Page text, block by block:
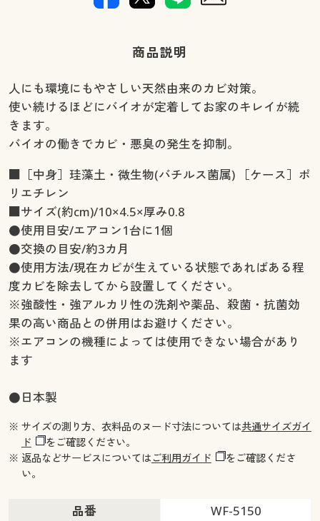
商品説明
人にも環境にもやさしい天然由来のカビ対策。
使い続けるほどにバイオが定着してお家のキレイが続
きます。
バイオの働きでカビ・悪臭の発生を抑制。
■［中身］珪藻土・微生物(バチルス菌属) ［ケース］ポ
リエチレン
■サイズ(約cm)/10×4.5×厚み0.8
●使用目安/エアコン1台に1個
●交換の目安/約3カ月
●使用方法/現在カビが生えている状態であればある程
度カビを除去してから設置してください。
※強酸性・強アルカリ性の洗剤や薬品、殺菌・抗菌効
果の高い商品との併用はお避けください。
※エアコンの機種によっては使用できない場合があり
ます
●日本製
※ サイズの測り方、衣料品のヌード寸法については共通サイズガイ
ド
をご確認ください。
※ 返品などサービスについてはご利用ガイド
をご確認くださ
い。
品番 WF-5150